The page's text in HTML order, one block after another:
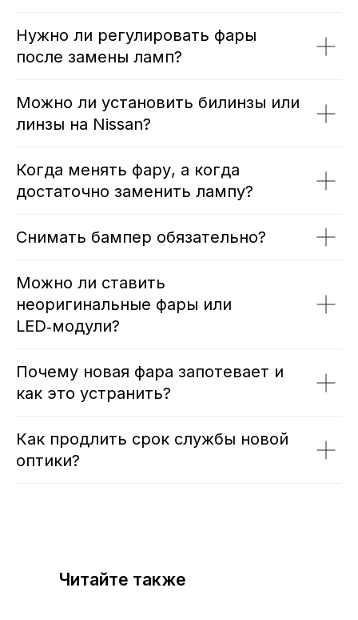
Нужно ли регулировать фары
после замены ламп?
Можно ли установить билинзы или
линзы на Nissan?
Когда менять фару, а когда
достаточно заменить лампу?
Снимать бампер обязательно?
Можно ли ставить
неоригинальные фары или
LED‑модули?
Почему новая фара запотевает и
как это устранить?
Как продлить срок службы новой
оптики?
Читайте также